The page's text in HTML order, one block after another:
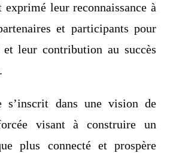
leur reconnaissance à
et participants pour
et leur contribution au succès
s’inscrit dans une vision de
visant à construire un
plus connecté et prospère